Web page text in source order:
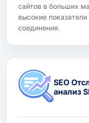
сайтов в больших
высокие
соединения.
SEO
анализ